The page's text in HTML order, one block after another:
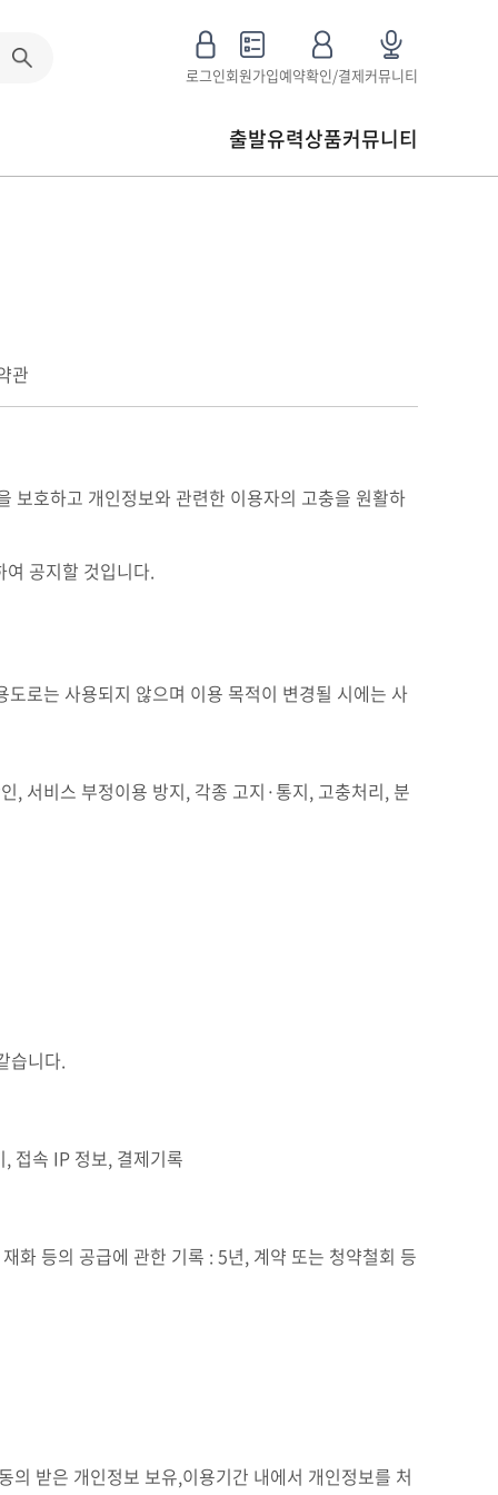
로그인회원가입예약확인/결제커뮤니티
출발유력상품커뮤니티
관
호하고 개인정보와 관련한 이용자의 고충을 원활하
공지할 것입니다.
로는 사용되지 않으며 이용 목적이 변경될 시에는 사
, 서비스 부정이용 방지, 각종 고지·통지, 고충처리, 분
습니다.
접속 IP 정보, 결제기록
화 등의 공급에 관한 기록 : 5년, 계약 또는 청약철회 등
받은 개인정보 보유,이용기간 내에서 개인정보를 처